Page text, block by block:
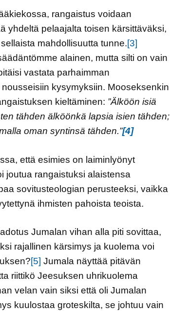
rangaistus voidaan
yhdeltä pelaajalta toisen kärsittäväksi,
mahdollisuutta tunne.[3]
alainen, mutta silti on vain
vastata parhaimman
kysymyksiin. Mooseksenkin
kieltäminen: ”Älköön isiä
tähden älköönkä lapsia isien tähden;
oman syntinsä tähden.”[4]
että esimies on laiminlyönyt
joutua rangaistuksi alaistensa
sovitusteologian perusteeksi, vaikka
ihmisten pahoista teoista.
Jumalan vihan alla piti sovittaa,
rajallinen kärsimys ja kuolema voi
[5] Jumala näyttää pitävän
riittikö Jeesuksen uhrikuolema
velan vain siksi että oli Jumalan
kuulostaa groteskilta, se johtuu vain